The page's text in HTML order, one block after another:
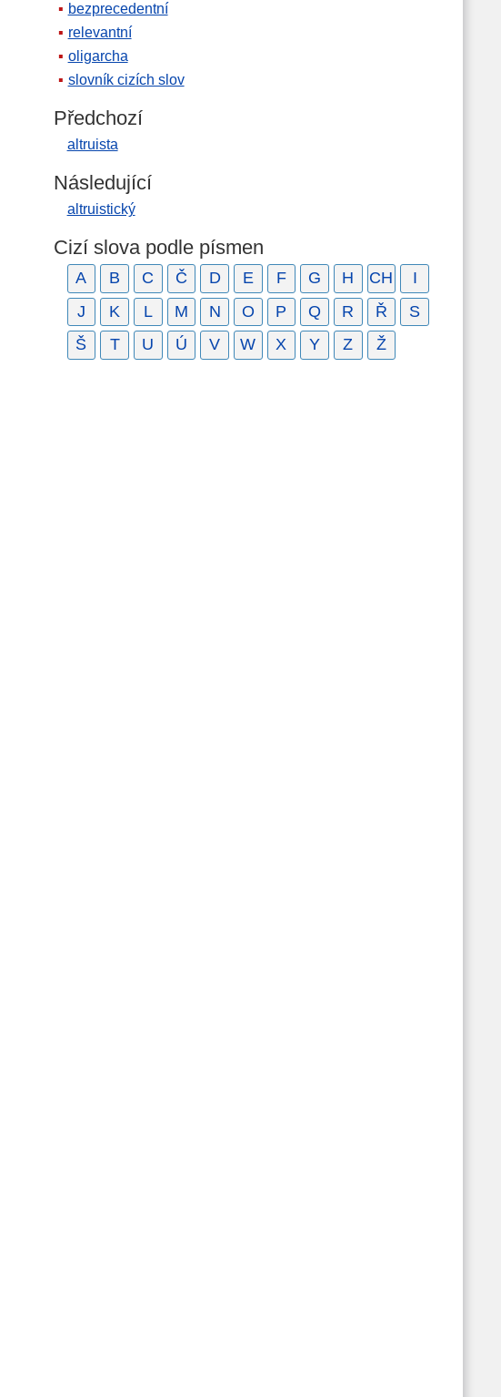
bezprecedentní
relevantní
oligarcha
slovník cizích slov
Předchozí
altruista
Následující
altruistický
Cizí slova podle písmen
A B C Č D E F G H CH
I
J
K L M N O P Q R Ř
S
Š
T U Ú V W X Y Z Ž